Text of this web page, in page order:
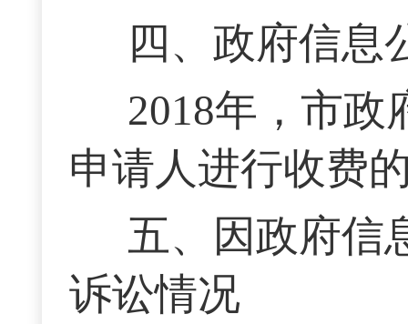
四、政府信息
2018年，市政
申请人进行收费
五、因政府信
诉讼情况